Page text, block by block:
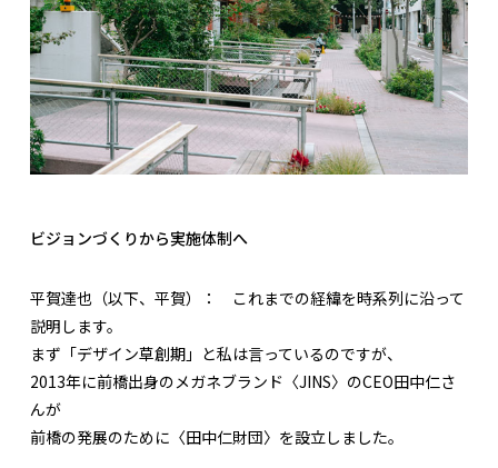
ビジョンづくりから実施体制へ
平賀達也（以下、平賀）： これまでの経緯を時系列に沿って
説明します。
まず「デザイン草創期」と私は言っているのですが、
2013年に前橋出身のメガネブランド〈JINS〉のCEO田中仁さ
んが
前橋の発展のために〈田中仁財団〉を設立しました。